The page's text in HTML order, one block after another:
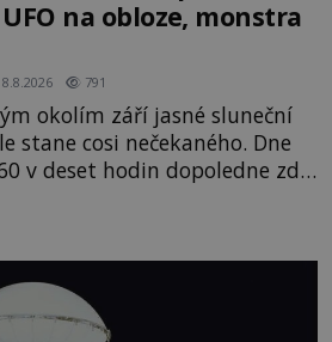
na obloze, monstra
8.8.2026 791
okolím září jasné sluneční
stane cosi nečekaného. Dne
v deset hodin dopoledne zde
historicky doloženému
klam, nebo se zde skutečně
loď